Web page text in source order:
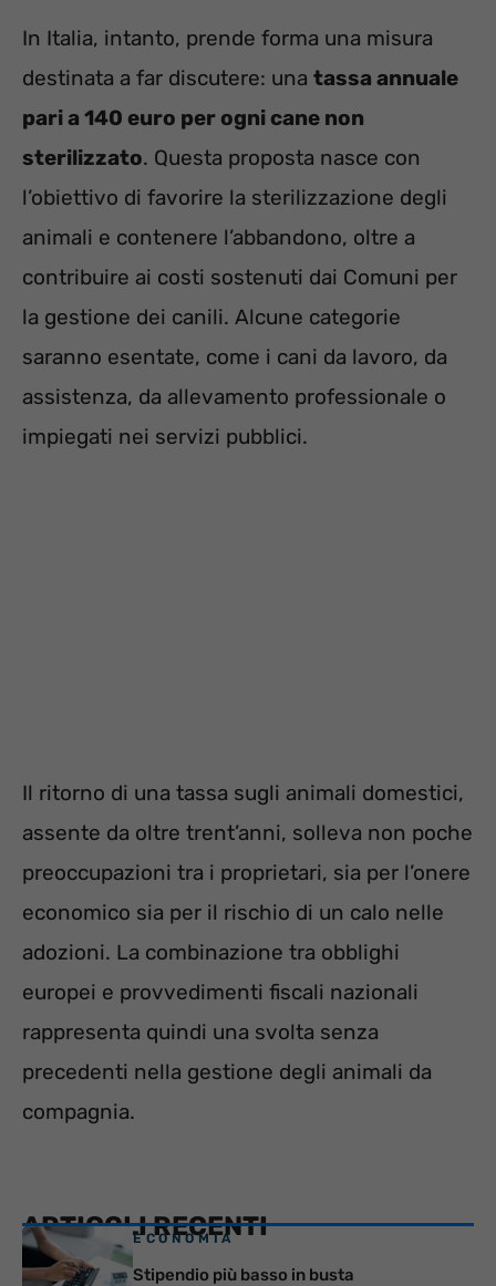
In Italia, intanto, prende forma una misura
destinata a far discutere: una tassa annuale
pari a 140 euro per ogni cane non
sterilizzato. Questa proposta nasce con
l’obiettivo di favorire la sterilizzazione degli
animali e contenere l’abbandono, oltre a
contribuire ai costi sostenuti dai Comuni per
la gestione dei canili. Alcune categorie
saranno esentate, come i cani da lavoro, da
assistenza, da allevamento professionale o
impiegati nei servizi pubblici.
Il ritorno di una tassa sugli animali domestici,
assente da oltre trent’anni, solleva non poche
preoccupazioni tra i proprietari, sia per l’onere
economico sia per il rischio di un calo nelle
adozioni. La combinazione tra obblighi
europei e provvedimenti fiscali nazionali
rappresenta quindi una svolta senza
precedenti nella gestione degli animali da
compagnia.
ARTICOLI RECENTI
ECONOMIA
Stipendio più basso in busta